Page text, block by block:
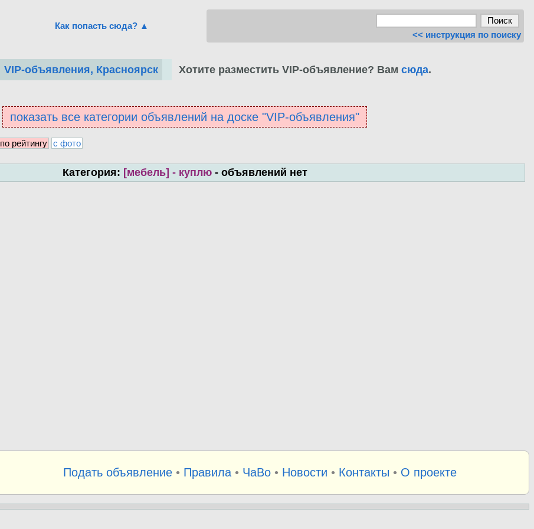
Как попасть сюда? ▲
<< инструкция по поиску
VIP-объявления, Красноярск Хотите разместить VIP-объявление? Вам сюда.
показать все категории объявлений на доске "VIP-объявления"
по рейтингу с фото
Категория: [мебель] - куплю- объявлений нет
Подать объявление• Правила• ЧаВо• Новости • Контакты • О проекте